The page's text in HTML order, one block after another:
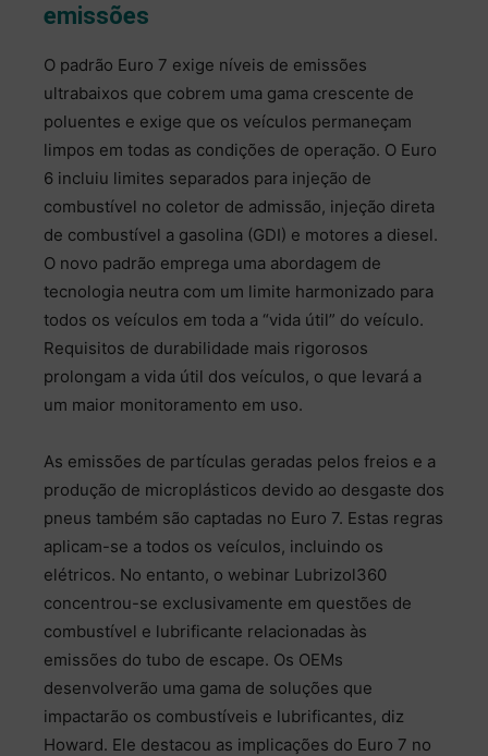
emissões
O padrão Euro 7 exige níveis de emissões
ultrabaixos que cobrem uma gama crescente de
poluentes e exige que os veículos permaneçam
limpos em todas as condições de operação. O Euro
6 incluiu limites separados para injeção de
combustível no coletor de admissão, injeção direta
de combustível a gasolina (GDI) e motores a diesel.
O novo padrão emprega uma abordagem de
tecnologia neutra com um limite harmonizado para
todos os veículos em toda a “vida útil” do veículo.
Requisitos de durabilidade mais rigorosos
prolongam a vida útil dos veículos, o que levará a
um maior monitoramento em uso.
As emissões de partículas geradas pelos freios e a
produção de microplásticos devido ao desgaste dos
pneus também são captadas no Euro 7. Estas regras
aplicam-se a todos os veículos, incluindo os
elétricos. No entanto, o webinar Lubrizol360
concentrou-se exclusivamente em questões de
combustível e lubrificante relacionadas às
emissões do tubo de escape. Os OEMs
desenvolverão uma gama de soluções que
impactarão os combustíveis e lubrificantes, diz
Howard. Ele destacou as implicações do Euro 7 no